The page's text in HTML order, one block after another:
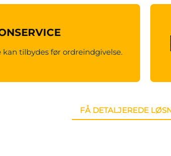
tilbydes før ordreindgivelse.
FÅ DETALJEREDE